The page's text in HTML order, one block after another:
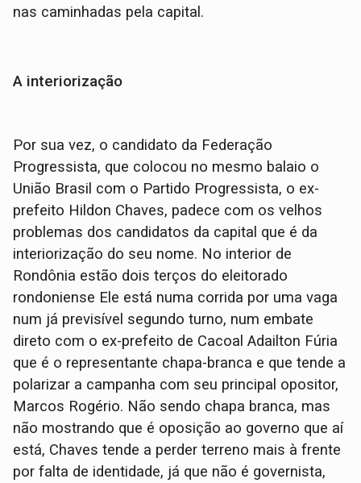
nas caminhadas pela capital.
A interiorização
Por sua vez, o candidato da Federação
Progressista, que colocou no mesmo balaio o
União Brasil com o Partido Progressista, o ex-
prefeito Hildon Chaves, padece com os velhos
problemas dos candidatos da capital que é da
interiorização do seu nome. No interior de
Rondônia estão dois terços do eleitorado
rondoniense Ele está numa corrida por uma vaga
num já previsível segundo turno, num embate
direto com o ex-prefeito de Cacoal Adailton Fúria
que é o representante chapa-branca e que tende a
polarizar a campanha com seu principal opositor,
Marcos Rogério. Não sendo chapa branca, mas
não mostrando que é oposição ao governo que aí
está, Chaves tende a perder terreno mais à frente
por falta de identidade, já que não é governista,